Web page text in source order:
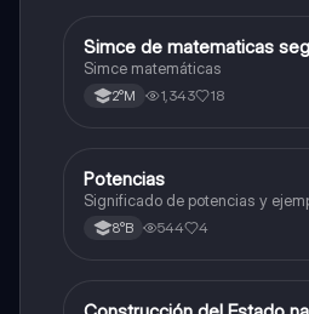
Matemáticas
Simce de matematicas
Simce matemáticas
2°M 1,343 18
Matemáticas
Potencias
Significado de potencias y
8°B 544 4
Historia